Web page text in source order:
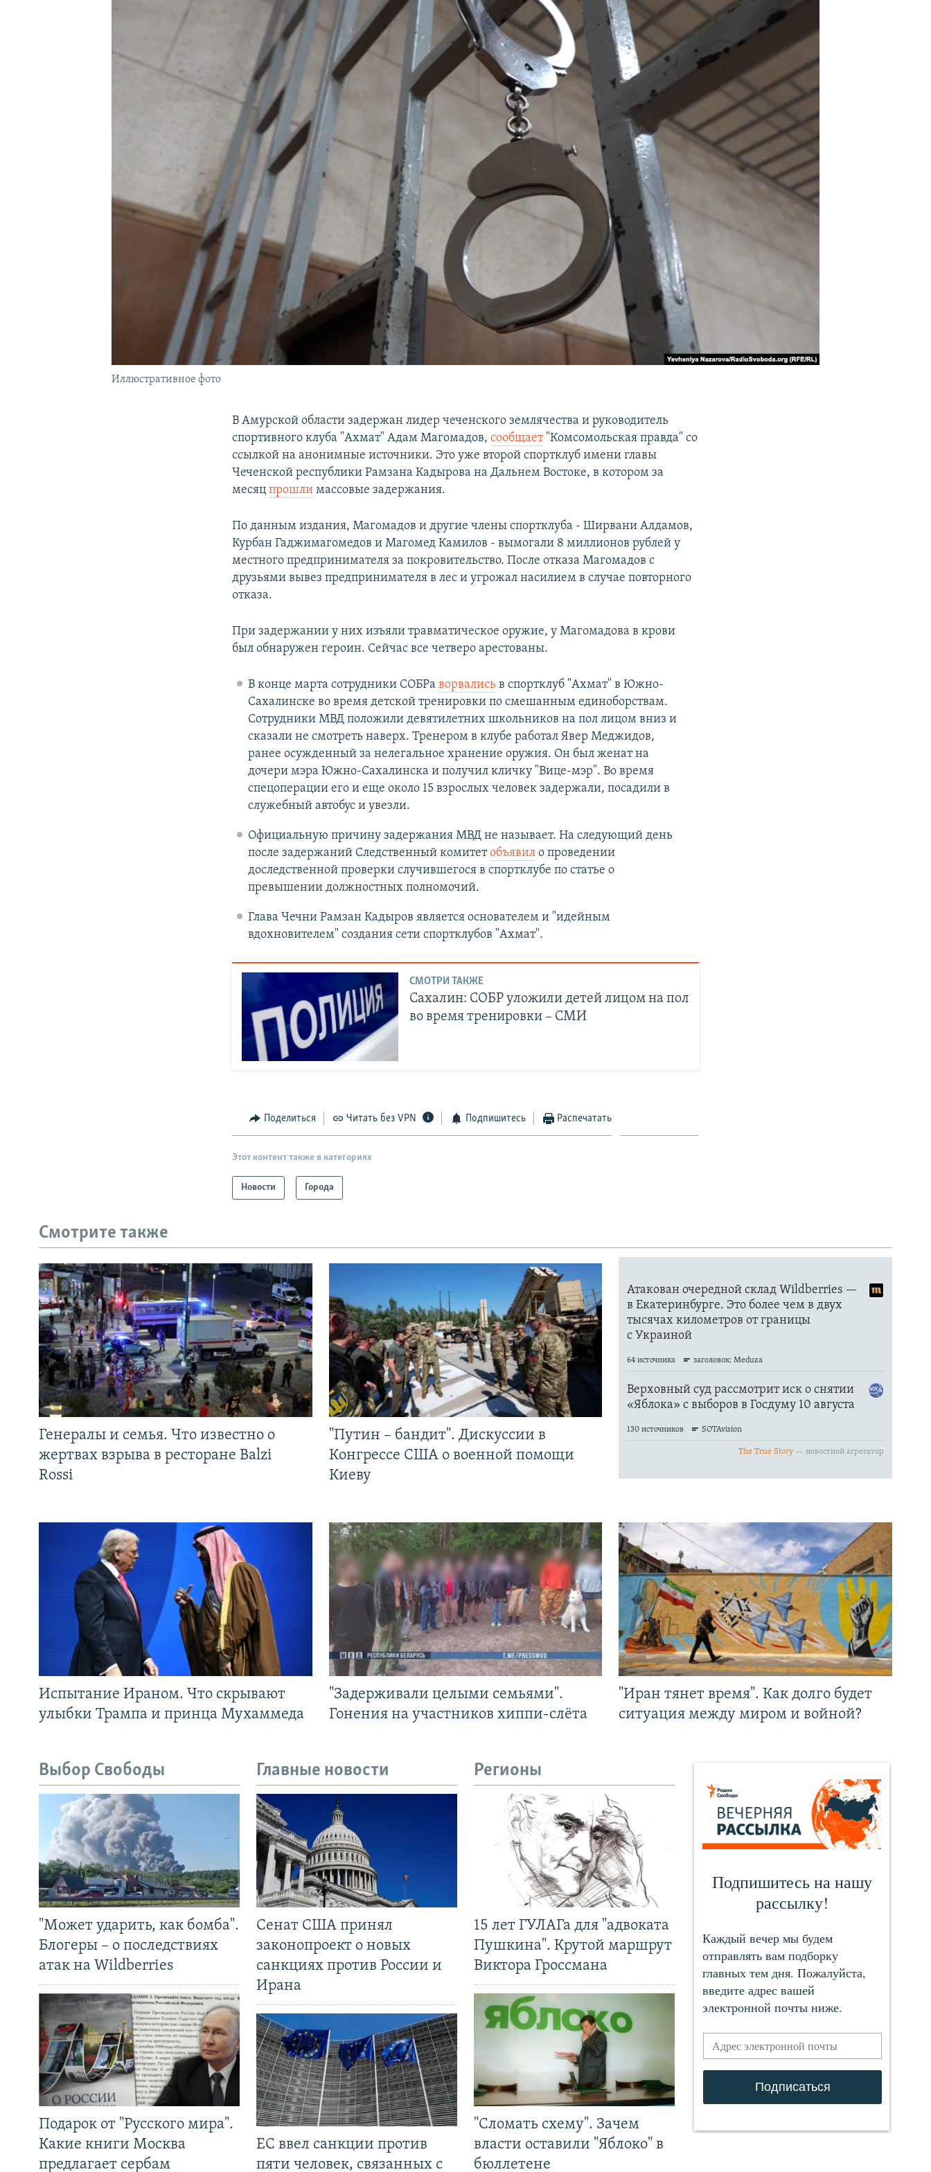
Иллюстративное фото
В Амурской области задержан лидер чеченского землячества и руководитель
спортивного клуба "Ахмат" Адам Магомадов,сообщает"Комсомольская правда" со
ссылкой на анонимные источники. Это уже второй спортклуб имени главы
Чеченской республики Рамзана Кадырова на Дальнем Востоке, в котором за
месяцпрошли массовые задержания.
По данным издания, Магомадов и другие члены спортклуба - Ширвани Алдамов,
Курбан Гаджимагомедов и Магомед Камилов - вымогали 8 миллионов рублей у
местного предпринимателя за покровительство. После отказа Магомадов с
друзьями вывез предпринимателя в лес и угрожал насилием в случае повторного
отказа.
При задержании у них изъяли травматическое оружие, у Магомадова в крови
был обнаружен героин. Сейчас все четверо арестованы.
В конце марта сотрудники СОБРа ворвалисьв спортклуб "Ахмат" в Южно-
Сахалинске во время детской тренировки по смешанным единоборствам.
Сотрудники МВД положили девятилетних школьников на пол лицом вниз и
сказали не смотреть наверх. Тренером в клубе работал Явер Меджидов,
ранее осужденный за нелегальное хранение оружия. Он был женат на
дочери мэра Южно-Сахалинска и получил кличку "Вице-мэр". Во время
спецоперации его и еще около 15 взрослых человек задержали, посадили в
служебный автобус и увезли.
Официальную причину задержания МВД не называет. На следующий день
после задержаний Следственный комитетобъявило проведении
доследственной проверки случившегося в спортклубе по статье о
превышении должностных полномочий.
Глава Чечни Рамзан Кадыров является основателем и "идейным
вдохновителем" создания сети спортклубов "Ахмат".
СМОТРИ ТАКЖЕ
Сахалин: СОБР уложили детей лицом на пол
во время тренировки – СМИ
Поделиться Читать без VPN Подпишитесь Распечатать
Этот контент также в категориях
Новости Города
Смотрите также
Генералы и семья. Что известно о
жертвах взрыва в ресторане Balzi
Rossi
"Путин – бандит". Дискуссии в
Конгрессе США о военной помощи
Киеву
Испытание Ираном. Что скрывают
улыбки Трампа и принца Мухаммеда
"Задерживали целыми семьями".
Гонения на участников хиппи-слёта
"Иран тянет время". Как долго будет
ситуация между миром и войной?
Выбор Свободы
"Может ударить, как бомба".
Блогеры – о последствиях
атак на Wildberries
Подарок от "Русского мира".
Какие книги Москва
предлагает сербам
Главные новости
Сенат США принял
законопроект о новых
санкциях против России и
Ирана
ЕС ввел санкции против
пяти человек, связанных с
Регионы
15 лет ГУЛАГа для "адвоката
Пушкина". Крутой маршрут
Виктора Гроссмана
"Сломать схему". Зачем
власти оставили "Яблоко" в
бюллетене